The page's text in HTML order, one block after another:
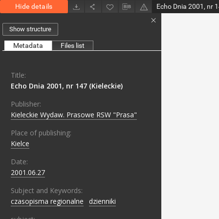
Hide details Echo Dnia 2001, nr
Show structure
Metadata Files list
Title:
Echo Dnia 2001, nr 147 (Kieleckie)
Publisher:
Kieleckie Wydaw. Prasowe RSW "Prasa"
Place of publishing:
Kielce
Date:
2001.06.27
Subject and Keywords:
czasopisma regionalne
dzienniki